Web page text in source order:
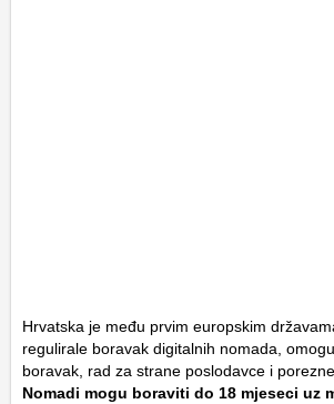
Hrvatska je među prvim europskim
regulirale boravak digitalnih nomada,
boravak, rad za strane poslodavce i
Nomadi mogu boraviti do 18 mjeseci uz